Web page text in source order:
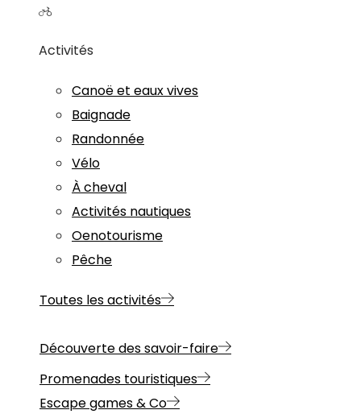
Activités
Canoë et eaux vives
Baignade
Randonnée
Vélo
À cheval
Activités nautiques
Oenotourisme
Pêche
Toutes les activités
Découverte des savoir-faire
Promenades touristiques
Escape games & Co